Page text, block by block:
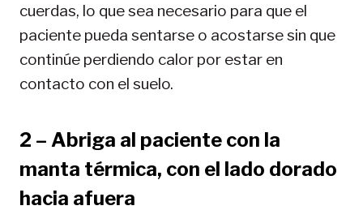
cuerdas, lo que sea necesario para que el
paciente pueda sentarse o acostarse sin que
continúe perdiendo calor por estar en
contacto con el suelo.
2 – Abriga al paciente con la
manta térmica, con el lado dorado
hacia afuera